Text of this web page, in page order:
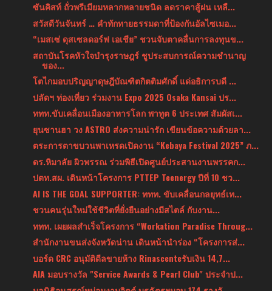
ซันคิสท์ ถั่วพรีเมียมหลากหลายชนิด ลดราคาสู้ฝน เหลื...
สวัสดีวันจันทร์ … คำทักทายธรรมดาที่ป้องกันอัลไซเมอ...
“เมสเซ่ ดุสเซลดอร์ฟ เอเชีย” ชวนจับตาคลื่นการลงทุนข...
สถาบันโรคหัวใจบำรุงราษฎร์ ชูประสบการณ์ความชำนาญ
ของ...
โตไกมอบปริญญาดุษฎีบัณฑิตกิตติมศักดิ์ แด่อธิการบดี ...
ปลัดฯ ท่องเที่ยว ร่วมงาน Expo 2025 Osaka Kansai ปร...
ททท.ขับเคลื่อนเมืองอาหารโลก พาทูต 6 ประเทศ สัมผัสเ...
ยุนซานฮา วง ASTRO ส่งความน่ารัก เขียนข้อความด้วยลา...
ตระการตาขบวนพาเหรดเปิดงาน “Kebaya Festival 2025” ภ...
ดร.หิมาลัย ผิวพรรณ ร่วมพิธีเปิดศูนย์ประสานงานพรรคก...
ปตท.สผ. เดินหน้าโครงการ PTTEP Teenergy ปีที่ 10 ชว...
AI IS THE GOAL SUPPORTER: ททท. ขับเคลื่อนกลยุทธ์เท...
ชวนคนรุ่นใหม่ใช้ชีวิตที่ยั่งยืนอย่างมีสไตล์ กับงาน...
ททท. เผยผลสำเร็จโครงการ “Workation Paradise Throug...
สำนักงานขนส่งจังหวัดน่าน เดินหน้านำร่อง “โครงการส่...
บอร์ด CRC อนุมัติดีลขายห้าง Rinascenteรับเงิน 14,7...
AIA มอบรางวัล "Service Awards & Pearl Club" ประจำป...